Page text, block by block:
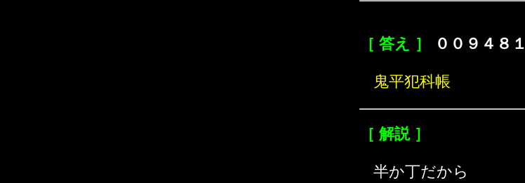
［ 答え ］ ００９４８１
鬼平犯科帳
［ 解説 ］
半か丁だから